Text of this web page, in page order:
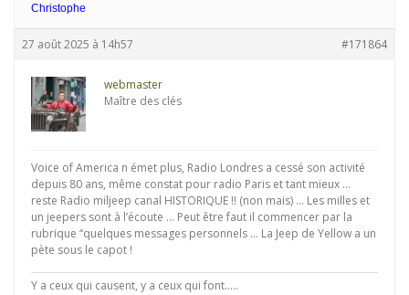
Christophe
27 août 2025 à 14h57 #171864
webmaster
Maître des clés
Voice of America n émet plus, Radio Londres a cessé son activité
depuis 80 ans, même constat pour radio Paris et tant mieux …
reste Radio miljeep canal HISTORIQUE !! (non mais) … Les milles et
un jeepers sont à l’écoute … Peut être faut il commencer par la
rubrique “quelques messages personnels … La Jeep de Yellow a un
pète sous le capot !
Y a ceux qui causent, y a ceux qui font.....